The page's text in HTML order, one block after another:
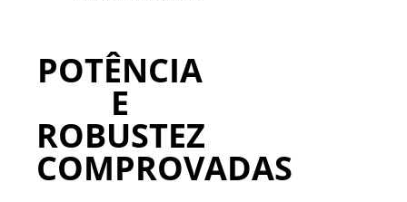
POTÊNCIA
E
ROBUSTEZ
COMPROVADAS